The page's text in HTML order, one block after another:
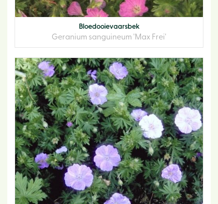
Bloedooievaarsbek
Geranium sanguineum 'Max Frei'